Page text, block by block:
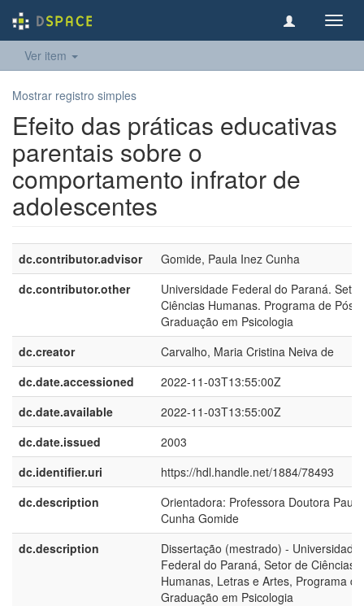
Ver item
Mostrar registro simples
Efeito das práticas educativas
parentais sobre o
comportamento infrator de
adolescentes
dc.contributor.advisor
Gomide, Paula Inez Cunha
dc.contributor.other
Universidade Federal do Paraná.
Ciências Humanas. Programa de Pós-
Graduação em Psicologia
dc.creator
Carvalho, Maria Cristina Neiva de
dc.date.accessioned
2022-11-03T13:55:00Z
dc.date.available
2022-11-03T13:55:00Z
dc.date.issued
2003
dc.identifier.uri
https://hdl.handle.net/1884/78493
dc.description
Orientadora: Professora Doutora
Cunha Gomide
dc.description
Dissertação (mestrado) - Universidade
Federal do Paraná, Setor de Ciências
Humanas, Letras e Artes, Programa
Graduação em Psicologia